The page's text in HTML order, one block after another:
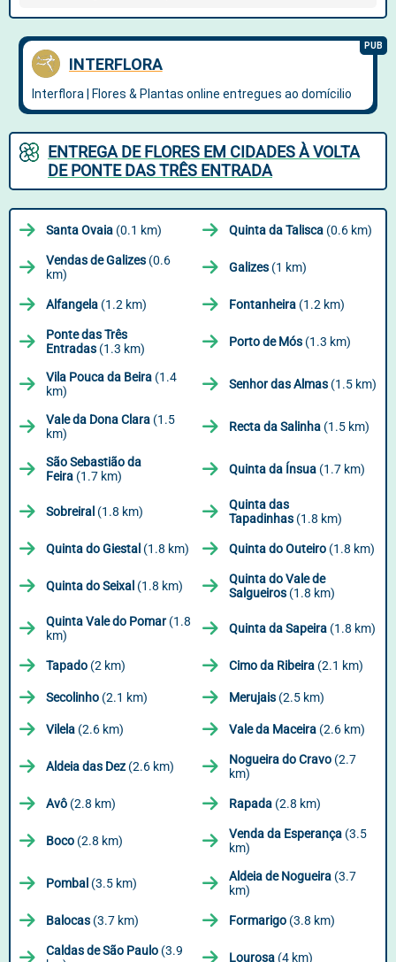
ENTREGA DE FLORES EM CIDADES À VOLTA
DE PONTE DAS TRÊS ENTRADA
Santa Ovaia (0.1 km) Quinta da Talisca (0.6 km)
Vendas de Galizes (0.6
km)
Galizes (1 km)
Alfangela (1.2 km) Fontanheira (1.2 km)
Ponte das Três
Entradas (1.3 km) Porto de Mós (1.3 km)
Vila Pouca da Beira (1.4
km)
Senhor das Almas (1.5 km)
Vale da Dona Clara (1.5
km)
Recta da Salinha (1.5 km)
São Sebastião da
Feira (1.7 km) Quinta da Ínsua (1.7 km)
Sobreiral (1.8 km)
Quinta das
Tapadinhas (1.8 km)
Quinta do Giestal (1.8 km) Quinta do Outeiro (1.8 km)
Quinta do Seixal (1.8 km)
Quinta do Vale de
Salgueiros (1.8 km)
Quinta Vale do Pomar(1.8
km)
Quinta da Sapeira (1.8 km)
Tapado (2 km) Cimo da Ribeira (2.1 km)
Secolinho (2.1 km) Merujais (2.5 km)
Vilela (2.6 km) Vale da Maceira (2.6 km)
Aldeia das Dez (2.6 km) Nogueira do Cravo (2.7
km)
Avô (2.8 km) Rapada (2.8 km)
Boco (2.8 km) Venda da Esperança (3.5
km)
Pombal (3.5 km) Aldeia de Nogueira (3.7
km)
Balocas (3.7 km) Formarigo (3.8 km)
Caldas de São Paulo (3.9
Lourosa (4 km)